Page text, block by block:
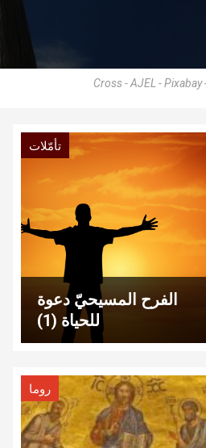
Cross - AJEL - Pixabay
تأمّلات
الفرح المسيحيّ دعوة
للحياة (1)
روما